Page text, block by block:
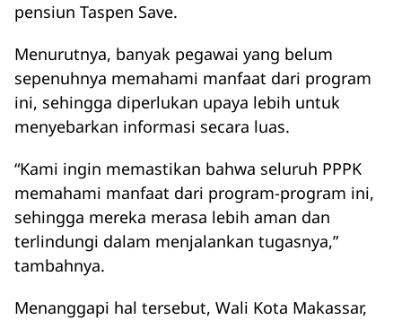
pensiun Taspen Save.
Menurutnya, banyak pegawai yang belum
sepenuhnya memahami manfaat dari program
ini, sehingga diperlukan upaya lebih untuk
menyebarkan informasi secara luas.
“Kami ingin memastikan bahwa seluruh PPPK
memahami manfaat dari program-program ini,
sehingga mereka merasa lebih aman dan
terlindungi dalam menjalankan tugasnya,”
tambahnya.
Menanggapi hal tersebut, Wali Kota Makassar,